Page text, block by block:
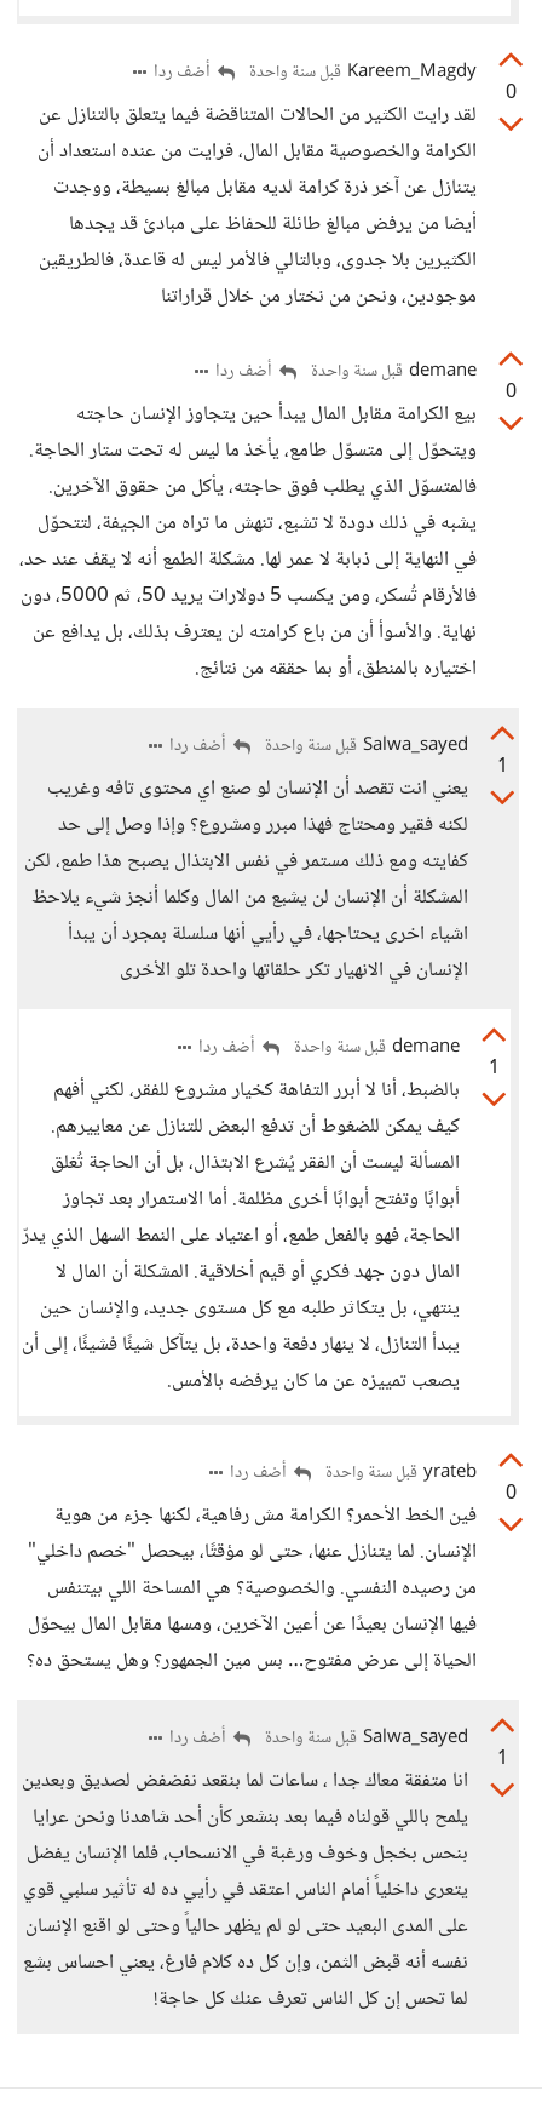
0
Kareem_Magdy قبل سنة واحدة أضف ردا
لقد رايت الكثير من الحالات المتناقضة فيما يتعلق بالتنازل عن
الكرامة والخصوصية مقابل المال، فرايت من عنده استعداد أن
يتنازل عن آخر ذرة كرامة لديه مقابل مبالغ بسيطة، ووجدت
أيضا من يرفض مبالغ طائلة للحفاظ على مبادئ قد يجدها
الكثيرين بلا جدوى، وبالتالي فالأمر ليس له قاعدة، فالطريقين
موجودين، ونحن من نختار من خلال قراراتنا
0
demane قبل سنة واحدة أضف ردا
بيع الكرامة مقابل المال يبدأ حين يتجاوز الإنسان حاجته
ويتحوّل إلى متسوّل طامع، يأخذ ما ليس له تحت ستار الحاجة.
فالمتسوّل الذي يطلب فوق حاجته، يأكل من حقوق الآخرين.
يشبه في ذلك دودة لا تشبع، تنهش ما تراه من الجيفة، لتتحوّل
في النهاية إلى ذبابة لا عمر لها. مشكلة الطمع أنه لا يقف عند حد،
فالأرقام تُسكر، ومن يكسب 5 دولارات يريد 50، ثم 5000، دون
نهاية. والأسوأ أن من باع كرامته لن يعترف بذلك، بل يدافع عن
اختياره بالمنطق، أو بما حققه من نتائج.
1
Salwa_sayed قبل سنة واحدة أضف ردا
يعني انت تقصد أن الإنسان لو صنع اي محتوى تافه وغريب
لكنه فقير ومحتاج فهذا مبرر ومشروع؟ وإذا وصل إلى حد
كفايته ومع ذلك مستمر في نفس الابتذال يصبح هذا طمع، لكن
المشكلة أن الإنسان لن يشبع من المال وكلما أنجز شيء يلاحظ
اشياء اخرى يحتاجها، في رأيي أنها سلسلة بمجرد أن يبدأ
الإنسان في الانهيار تكر حلقاتها واحدة تلو الأخرى
1
demane قبل سنة واحدة أضف ردا
بالضبط، أنا لا أبرر التفاهة كخيار مشروع للفقر، لكني أفهم
كيف يمكن للضغوط أن تدفع البعض للتنازل عن معاييرهم.
المسألة ليست أن الفقر يُشرع الابتذال، بل أن الحاجة تُغلق
أبوابًا وتفتح أبوابًا أخرى مظلمة. أما الاستمرار بعد تجاوز
الحاجة، فهو بالفعل طمع، أو اعتياد على النمط السهل الذي يدرّ
المال دون جهد فكري أو قيم أخلاقية. المشكلة أن المال لا
ينتهي، بل يتكاثر طلبه مع كل مستوى جديد، والإنسان حين
يبدأ التنازل، لا ينهار دفعة واحدة، بل يتآكل شيئًا فشيئًا، إلى أن
يصعب تمييزه عن ما كان يرفضه بالأمس.
0
yrateb قبل سنة واحدة أضف ردا
فين الخط الأحمر؟ الكرامة مش رفاهية، لكنها جزء من هوية
الإنسان. لما يتنازل عنها، حتى لو مؤقتًا، بيحصل "خصم داخلي"
من رصيده النفسي. والخصوصية؟ هي المساحة اللي بيتنفس
فيها الإنسان بعيدًا عن أعين الآخرين، ومسها مقابل المال بيحوّل
الحياة إلى عرض مفتوح… بس مين الجمهور؟ وهل يستحق ده؟
1
Salwa_sayed قبل سنة واحدة أضف ردا
انا متفقة معاك جدا ، ساعات لما بنقعد نفضفض لصديق وبعدين
يلمح باللي قولناه فيما بعد بنشعر كأن أحد شاهدنا ونحن عرايا
بنحس بخجل وخوف ورغبة في الانسحاب، فلما الإنسان يفضل
يتعرى داخلياً أمام الناس اعتقد في رأيي ده له تأثير سلبي قوي
على المدى البعيد حتى لو لم يظهر حالياً وحتى لو اقنع الإنسان
نفسه أنه قبض الثمن، وإن كل ده كلام فارغ، يعني احساس بشع
لما تحس إن كل الناس تعرف عنك كل حاجة!